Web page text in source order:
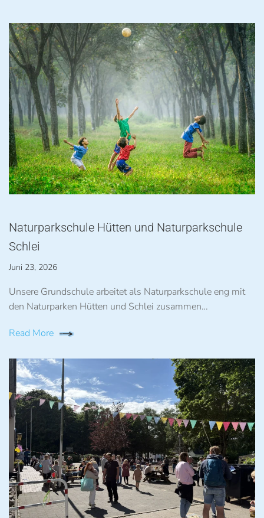
Naturparkschule Hütten und Naturparkschule
Schlei
Juni 23, 2026
Unsere Grundschule arbeitet als Naturparkschule eng mit
den Naturparken Hütten und Schlei zusammen…
Read More